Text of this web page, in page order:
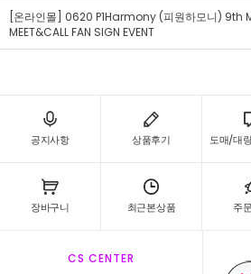
[온라인몰] 0620 P1Harmony (피원하모니) 9th
MEET&CALL FAN SIGN EVENT
공지사항 상품후기 도매/대
장바구니 최근본상품 주
CS CENTER